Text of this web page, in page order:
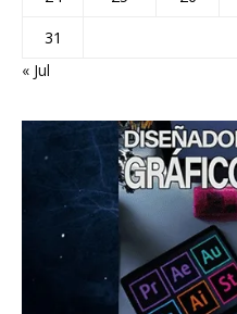
31
« Jul